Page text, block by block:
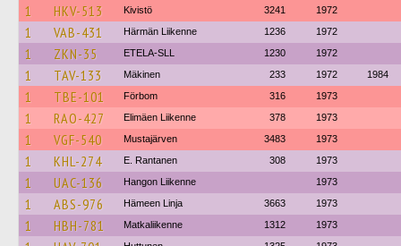
1 HKV-513 Kivistö 3241 1972
1 VAB-431 Härmän Liikenne 1236 1972
1 ZKN-35 ETELA-SLL 1230 1972
1 TAV-133 Mäkinen 233 1972 1984
1 TBE-101 Förbom 316 1973
1 RAO-427 Elimäen Liikenne 378 1973
1 VGF-540 Mustajärven 3483 1973
1 KHL-274 E. Rantanen 308 1973
1 UAC-136 Hangon Liikenne 1973
1 ABS-976 Hämeen Linja 3663 1973
1 HBH-781 Matkaliikenne 1312 1973